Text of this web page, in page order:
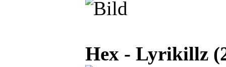
Hex - Lyrikillz